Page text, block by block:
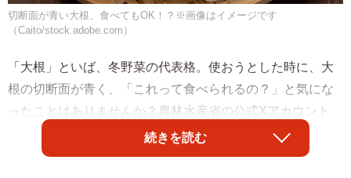
切断面が青い大根、食べてもOK！？※画像はイメージです
（Caito/stock.adobe.com）
「大根」といば、冬野菜の代表格。使おうとした時に、大
根の切断面が青く、「これって食べられるの？」と気にな
ったことはありませんか？農林水産省の公式Xアカウント
（@MAFF_JAPAN）が、そんな疑問について解説していま
続きを読む